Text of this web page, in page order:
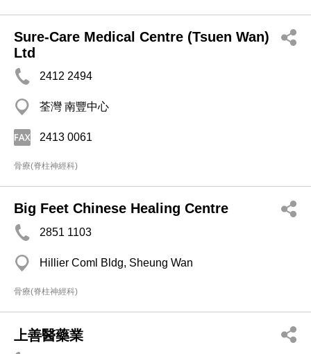
Sure-Care Medical Centre (Tsuen Wan)
Ltd
2412 2494
荃灣 南豐中心
2413 0061
骨療(脊柱神經科)
Big Feet Chinese Healing Centre
2851 1103
Hillier Coml Bldg, Sheung Wan
骨療(脊柱神經科)
上善醫藥業